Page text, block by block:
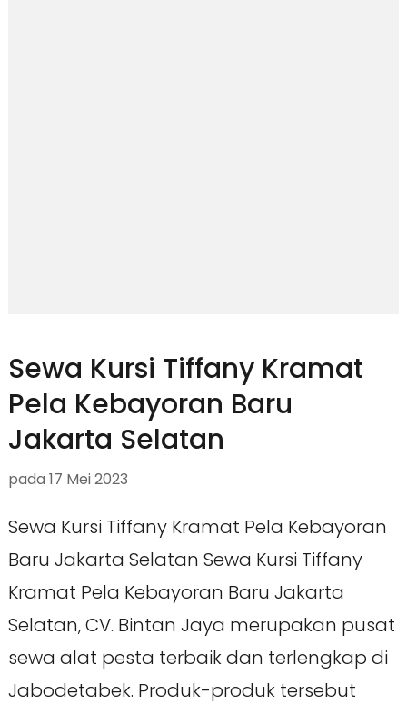
Sewa Kursi Tiffany Kramat
Pela Kebayoran Baru
Jakarta Selatan
pada 17 Mei 2023
Sewa Kursi Tiffany Kramat Pela Kebayoran
Baru Jakarta Selatan Sewa Kursi Tiffany
Kramat Pela Kebayoran Baru Jakarta
Selatan, CV. Bintan Jaya merupakan pusat
sewa alat pesta terbaik dan terlengkap di
Jabodetabek. Produk-produk tersebut